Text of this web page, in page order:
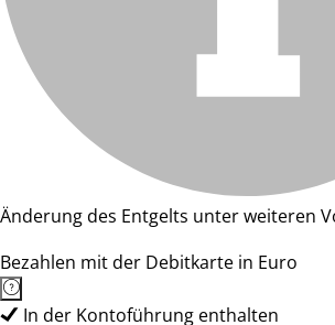
Änderung des Entgelts unter weiteren
Bezahlen mit der Debitkarte in Euro
In der Kontoführung enthalten